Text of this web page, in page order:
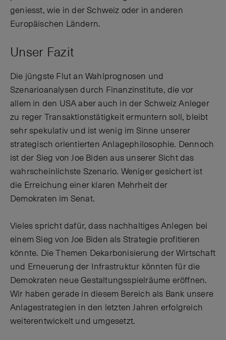
geniesst, wie in der Schweiz oder in anderen
Europäischen Ländern.
Unser Fazit
Die jüngste Flut an Wahlprognosen und
Szenarioanalysen durch Finanzinstitute, die vor
allem in den USA aber auch in der Schweiz Anleger
zu reger Transaktionstätigkeit ermuntern soll, bleibt
sehr spekulativ und ist wenig im Sinne unserer
strategisch orientierten Anlagephilosophie. Dennoch
ist der Sieg von Joe Biden aus unserer Sicht das
wahrscheinlichste Szenario. Weniger gesichert ist
die Erreichung einer klaren Mehrheit der
Demokraten im Senat.
Vieles spricht dafür, dass nachhaltiges Anlegen bei
einem Sieg von Joe Biden als Strategie profitieren
könnte. Die Themen Dekarbonisierung der Wirtschaft
und Erneuerung der Infrastruktur könnten für die
Demokraten neue Gestaltungsspielräume eröffnen.
Wir haben gerade in diesem Bereich als Bank unsere
Anlagestrategien in den letzten Jahren erfolgreich
weiterentwickelt und umgesetzt.